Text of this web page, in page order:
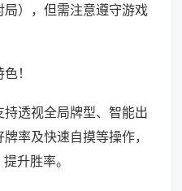
），但需注意遵守游戏
！
透视全局牌型、智能出
率及快速自摸等操作，
升胜率。